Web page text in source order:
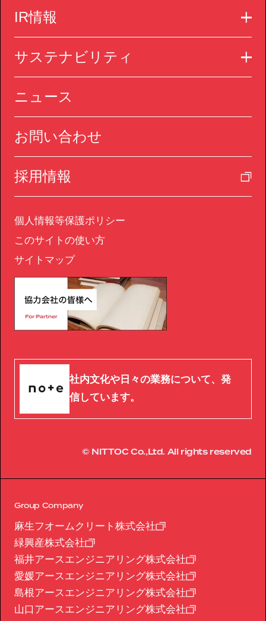
IR情報
サステナビリティ
ニュース
お問い合わせ
採用情報
個人情報等保護ポリシー
このサイトの使い方
サイトマップ
社内文化や日々の業務について、発
信しています。
© NITTOC Co.,Ltd. All rights reserved
Group Company
麻生フオームクリート株式会社
緑興産株式会社
福井アースエンジニアリング株式会社
愛媛アースエンジニアリング株式会社
島根アースエンジニアリング株式会社
山口アースエンジニアリング株式会社